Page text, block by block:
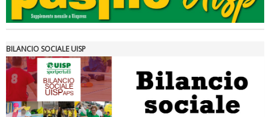
BILANCIO SOCIALE UISP